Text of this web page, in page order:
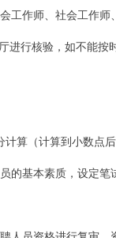
工作师、社会工作师
进行核验，如不能按
算（计算到小数点
的基本素质，设定笔